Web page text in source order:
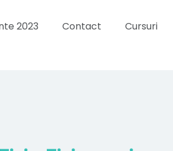
2023 Contact Cursuri